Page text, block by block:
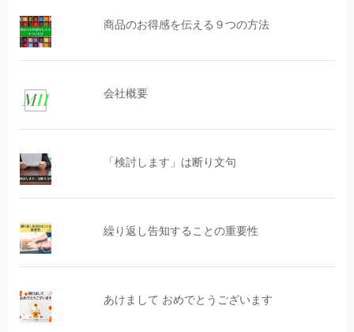
商品のお得感を伝える９つの方法
会社概要
「検討します」は断り文句
繰り返し告知することの重要性
あけまして おめでとうございます